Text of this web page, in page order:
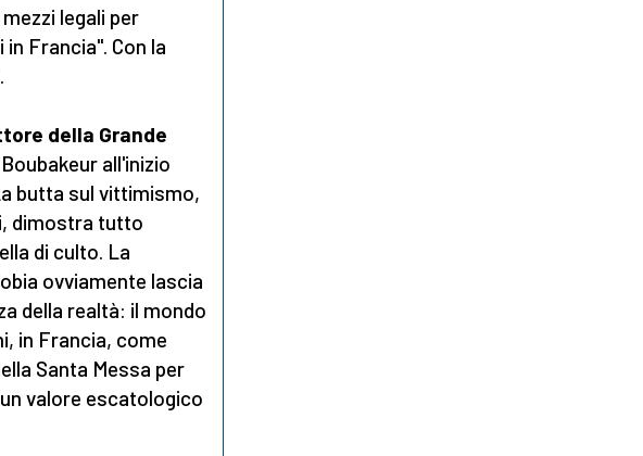
legali per
Francia". Con la
della Grande
all'inizio
butta sul vittimismo,
dimostra tutto
di culto. La
ovviamente lascia
della realtà: il mondo
in Francia, come
Santa Messa per
valore escatologico